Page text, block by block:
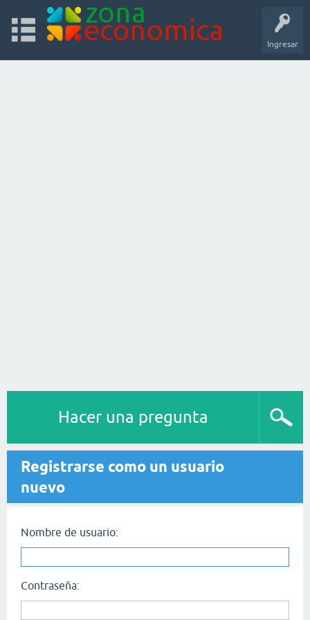
Ingresar
Hacer una pregunta
Registrarse como un usuario
nuevo
Nombre de usuario:
Contraseña: